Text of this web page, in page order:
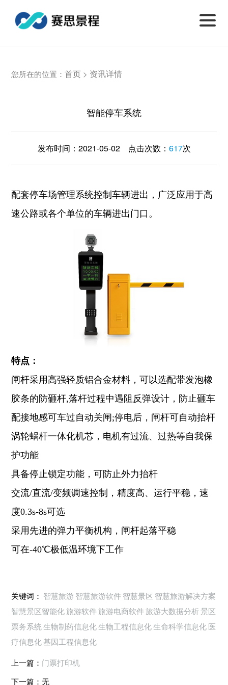
您所在的位置：首页 > 资讯详情
智能停车系统
发布时间： 2021-05-02点击次数： 617次
配套停车场管理系统控制车辆进出，广泛应用于高
速公路或各个单位的车辆进出门口。
特点：
闸杆采用高强轻质铝合金材料，可以选配带发泡橡
胶条的防砸杆,落杆过程中遇阻反弹设计，防止砸车
配接地感可车过自动关闸;停电后，闸杆可自动抬杆
涡轮蜗杆一体化机芯，电机有过流、过热等自我保
护功能
具备停止锁定功能，可防止外力抬杆
交流/直流/变频调速控制，精度高、运行平稳，速
度0.3s-8s可选
采用先进的弹力平衡机构，闸杆起落平稳
可在-40℃极低温环境下工作
关键词： 智慧旅游智慧旅游软件智慧景区 智慧旅游解决方案
智慧景区智能化旅游软件旅游电商软件旅游大数据分析景区
票务系统 生物制药信息化生物工程信息化生命科学信息化医
疗信息化基因工程信息化
上一篇： 门票打印机
下一篇：无